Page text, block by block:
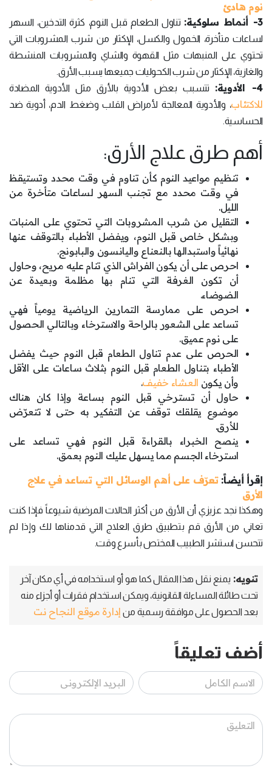
نوم هادئ
3- أنماط سلوكية:
تناول الطعام قبل النوم، كثرة التدخين، السهر
لساعات متأخرة، الخمول والكسل، الإكثار من شرب المشروبات التي
تحتوي على المنبهات مثل القهوة والشاي والمشروبات المنشطة
والغازية، الإكثار من شرب الكحوليات جميعها يسبب الأرق.
4- الأدوية: تتسبب بعض الأدوية بالأرق مثل الأدوية المضادة
للاكتئاب، والأدوية المعالجة لأمراض القلب وضغط الدم، أدوية ضد
الحساسية.
أهم طرق علاج الأرق:
تنظيم مواعيد النوم كأن تناوم في وقت محدد وتستيقظ
في وقت محدد مع تجنب السهر لساعات متأخرة من
الليل.
التقليل من شرب المشروبات التي تحتوي على المنبات
وبشكل خاص قبل النوم، ويفضل الأطباء بالتوقف عنها
نهائياً واستبدالها بالنعناع واليانسون والبابونج.
احرص على أن يكون الفراش الذي تنام عليه مريح، وحاول
أن تكون الغرفة التي تنام بها مظلمة وبعيدة عن
الضوضاء.
احرص على ممارسة التمارين الرياضية يومياً فهي
تساعد على الشعور بالراحة والاسترخاء وبالتالي الحصول
على نوم عميق.
الحرص على عدم تناول الطعام قبل النوم حيث يفضل
الأطباء بتناول الطعام قبل النوم بثلاث ساعات على الأقل
وأن يكون العشاء خفيف.
حاول أن تسترخي قبل النوم بساعة وإذا كان هناك
موضوع يقلقك توقف عن التفكير به حتى لا تتعرّض
للأرق.
ينصح الخبراء بالقراءة قبل النوم فهي تساعد على
استرخاء الجسم مما يسهل عليك النوم بعمق.
إقرأ أيضاً:تعرّف على أهم الوسائل التي تساعد في علاج
الأرق
وهكذا نجد عزيزي أن الأرق من أكثر الحالات المرضية شيوعاً فإذا كنت
تعاني من الأرق قم بتطبيق طرق العلاج التي قدمناها لك وإذا لم
تتحسن استشر الطبيب المختص بأسرع وقت.
تنويه: يمنع نقل هذا المقال كما هو أو استخدامه في أي مكان آخر
تحت طائلة المساءلة القانونية، ويمكن استخدام فقرات أو أجزاء منه
بعد الحصول على موافقة رسمية من إدارة موقع النجاح نت
أضف تعليقاً